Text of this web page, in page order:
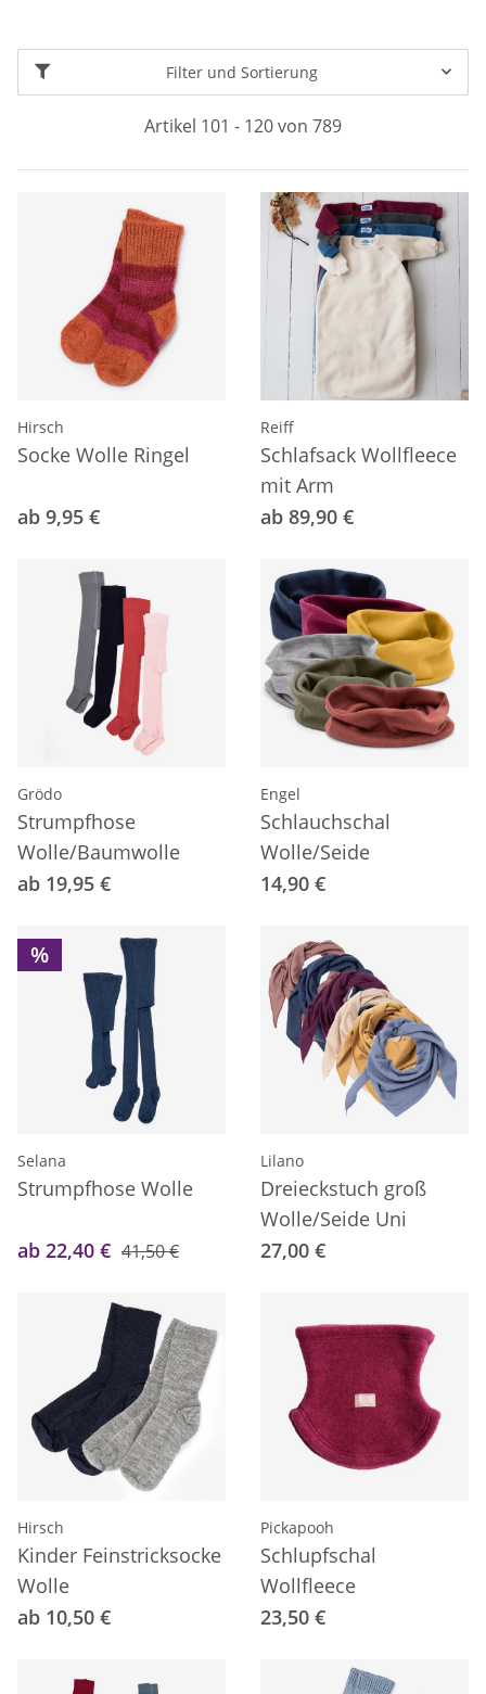
Filter und Sortierung
Artikel 101 - 120 von 789
Hirsch
Socke Wolle Ringel
ab 9,95 €
Reiff
Schlafsack Wollfleece
mit Arm
ab 89,90 €
Grödo
Strumpfhose
Wolle/Baumwolle
ab 19,95 €
Engel
Schlauchschal
Wolle/Seide
14,90 €
%
Selana
Strumpfhose Wolle
ab 22,40 € 41,50 €
Lilano
Dreieckstuch groß
Wolle/Seide Uni
27,00 €
Hirsch
Kinder Feinstricksocke
Wolle
ab 10,50 €
Pickapooh
Schlupfschal
Wollfleece
23,50 €